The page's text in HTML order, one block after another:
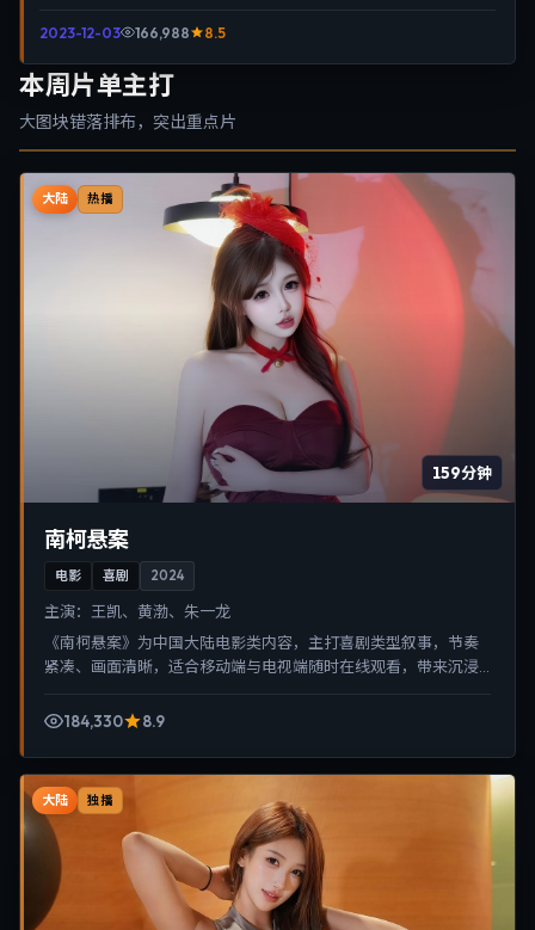
2023-12-03 166,988 8.5
本周片单主打
大图块错落排布，突出重点片
大陆 热播
159分钟
南柯悬案
电影 喜剧 2024
主演： 王凯、黄渤、朱一龙
《南柯悬案》为中国大陆电影类内容，主打喜剧类型叙事，节奏
紧凑、画面清晰，适合移动端与电视端随时在线观看，带来沉浸
184,330
8.9
大陆 独播